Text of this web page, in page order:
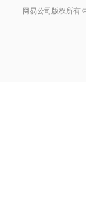
网易公司版权所有